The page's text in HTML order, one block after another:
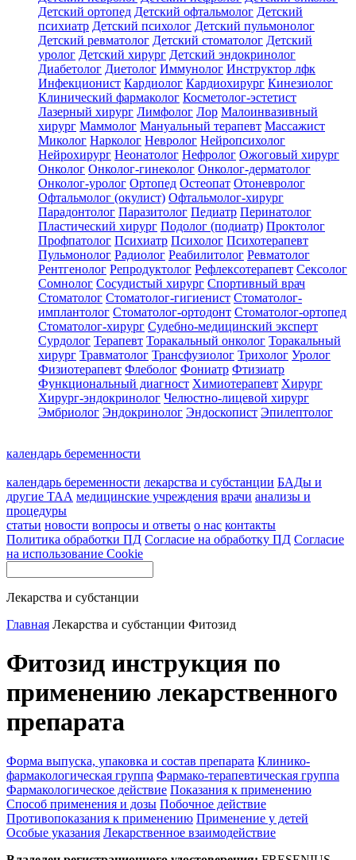
Детский ортопед Детский офтальмолог Детский
психиатр Детский психолог Детский пульмонолог
Детский ревматолог Детский стоматолог Детский
уролог Детский хирург Детский эндокринолог
Диабетолог Диетолог Иммунолог Инструктор лфк
Инфекционист Кардиолог Кардиохирург Кинезиолог
Клинический фармаколог Косметолог-эстетист
Лазерный хирург Лимфолог Лор Малоинвазивный
хирург Маммолог Мануальный терапевт Массажист
Миколог Нарколог Невролог Нейропсихолог
Нейрохирург Неонатолог Нефролог Ожоговый хирург
Онколог Онколог-гинеколог Онколог-дерматолог
Онколог-уролог Ортопед Остеопат Отоневролог
Офтальмолог (окулист) Офтальмолог-хирург
Парадонтолог Паразитолог Педиатр Перинатолог
Пластический хирург Подолог (подиатр) Проктолог
Профпатолог Психиатр Психолог Психотерапевт
Пульмонолог Радиолог Реабилитолог Ревматолог
Рентгенолог Репродуктолог Рефлексотерапевт Сексолог
Сомнолог Сосудистый хирург Спортивный врач
Стоматолог Стоматолог-гигиенист Стоматолог-
имплантолог Стоматолог-ортодонт Стоматолог-ортопед
Стоматолог-хирург Судебно-медицинский эксперт
Сурдолог Терапевт Торакальный онколог Торакальный
хирург Травматолог Трансфузиолог Трихолог Уролог
Физиотерапевт Флеболог Фониатр Фтизиатр
Функциональный диагност Химиотерапевт Хирург
Хирург-эндокринолог Челюстно-лицевой хирург
Эмбриолог Эндокринолог Эндоскопист Эпилептолог
календарь беременности
календарь беременности лекарства и субстанции БАДы и
другие ТАА медицинские учреждения врачи анализы и
процедуры
статьи новости вопросы и ответы о нас контакты
Политика обработки ПД Согласие на обработку ПД Согласие
на использование Cookie
Лекарства и субстанции
Главная Лекарства и субстанции Фитозид
Фитозид инструкция по
применению лекарственного
препарата
Форма выпуска, упаковка и состав препарата Клинико-
фармакологическая группа Фармако-терапевтическая группа
Фармакологическое действие Показания к применению
Способ применения и дозы Побочное действие
Противопоказания к применению Применение у детей
Особые указания Лекарственное взаимодействие